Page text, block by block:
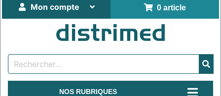
0 article
Mon compte
NOS RUBRIQUES